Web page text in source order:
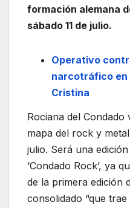
formación alemana
sábado 11 de julio.
Operativo
narcotráfico en
Cristina
Rociana del
mapa del rock y
julio. Será una
‘Condado Rock’, ya
de la primera edición
consolidado “que